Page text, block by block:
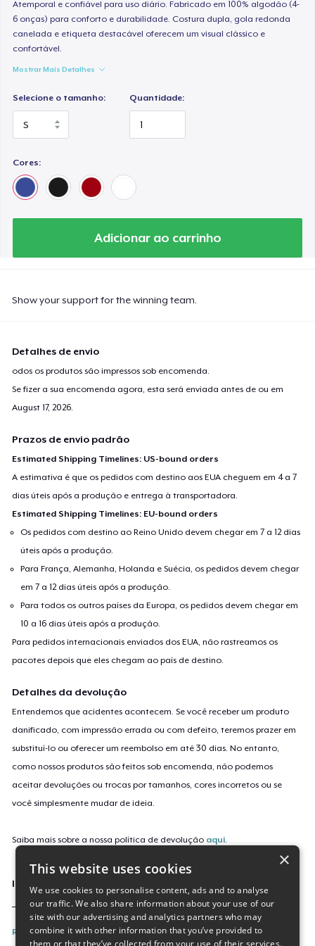
Atemporal e confiável para uso diário. Fabricado em 100% algodão (4-
6 onças) para conforto e durabilidade. Costura dupla, gola redonda
canelada e etiqueta destacável oferecem um visual clássico e
confortável.
Mostrar Mais Detalhes
Selecione o tamanho: Quantidade:
Cores:
Adicionar ao carrinho
Show your support for the winning team.
Detalhes de envio
odos os produtos são impressos sob encomenda.
Se fizer a sua encomenda agora, esta será enviada antes de ou em
August 17, 2026.
Prazos de envio padrão
Estimated Shipping Timelines: US-bound orders
A estimativa é que os pedidos com destino aos EUA cheguem em 4 a 7
dias úteis após a produção e entrega à transportadora.
Estimated Shipping Timelines: EU-bound orders
Os pedidos com destino ao Reino Unido devem chegar em 7 a 12 dias
úteis após a produção.
Para França, Alemanha, Holanda e Suécia, os pedidos devem chegar
em 7 a 12 dias úteis após a produção.
Para todos os outros países da Europa, os pedidos devem chegar em
10 a 16 dias úteis após a produção.
Para pedidos internacionais enviados dos EUA, não rastreamos os
pacotes depois que eles chegam ao país de destino.
Detalhes da devolução
Entendemos que acidentes acontecem. Se você receber um produto
danificado, com impressão errada ou com defeito, teremos prazer em
substituí-lo ou oferecer um reembolso em até 30 dias. No entanto,
como nossos produtos são feitos sob encomenda, não podemos
aceitar devoluções ou trocas por tamanhos, cores incorretos ou se
você simplesmente mudar de ideia.
Saiba mais sobre a nossa política de devolução aqui.
Identificação da campanha
_Football-Champions
Reporte esta Campanha
×
This website uses cookies
We use cookies to personalise content, ads and to analyse
our traffic. We also share information about your use of our
site with our advertising and analytics partners who may
combine it with other information that you’ve provided to
them or that they’ve collected from your use of their services.